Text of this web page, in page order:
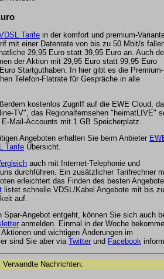
Tarife in der komfort und premium-
mit einer Datenrate von bis zu 50 Mbit/s
29,95 Euro statt 39,95 Euro an. Auch
der Aktion mit 29,95 Euro statt 99,95 Euro
Startguthaben. In hier gibt es die Premium-
Telefon-Flatrate für Gespräche in alle
kostenlos Zugriff auf die EWE Cloud,
TV", das Regionalfernsehen "heimatLIVE"
Mail-Accounts mit 1 GB Speicherplatz.
Angeboten erhalten Sie beim Anbieter
Tarife Übersicht.
auch mit Internet-Telephonie und
durchführen. Ein zusätzlicher Tarifrechner
erleichtert das Finden des besten
listet schnelle VDSL/Kabel Angebote mit bis zu
auf.
Spar-Angebot entgeht, können Sie sich auch
anmelden. Einmal in der Woche
und wichtigen Änderungen im
sind Sie aber via Twitter und Facebook
Verwandte Nachrichten: